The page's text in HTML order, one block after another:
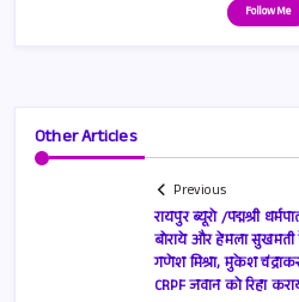
Follow Me
Other Articles
Previous
रायपुर ब्यूरो /पद्मश्री
बोराये और हेमला सुखमती
गणेश मिश्रा, मुकेश
CRPF जवान को रिहा